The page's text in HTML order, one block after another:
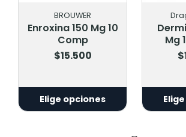
BROUWER
Enroxina 150 Mg 10
Comp
$15.500
Elige opciones
Mg